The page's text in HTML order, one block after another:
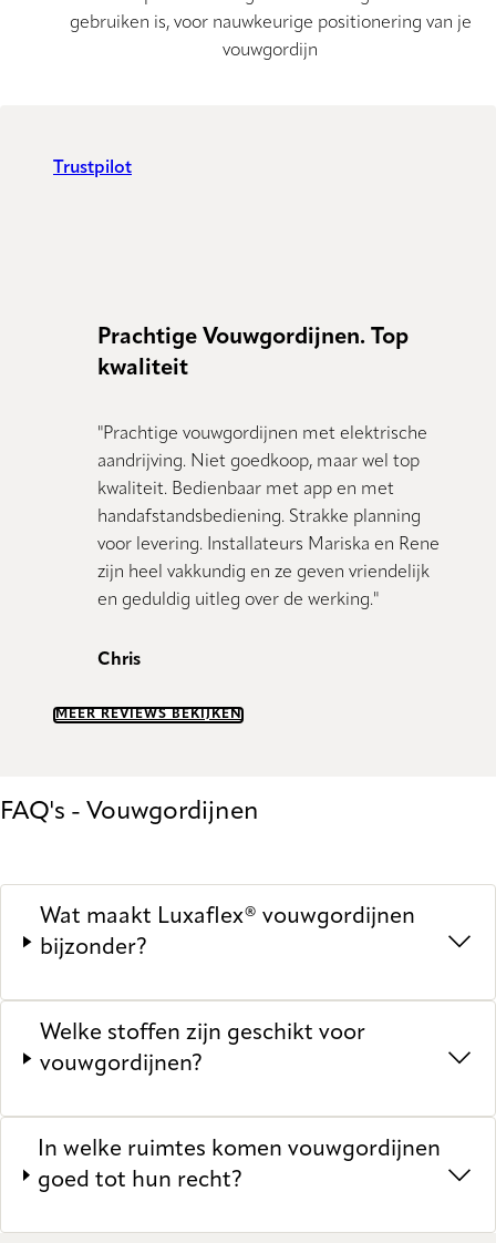
gebruiken is, voor nauwkeurige positionering van je
vouwgordijn
Trustpilot
Prachtige Vouwgordijnen. Top
kwaliteit
"Prachtige vouwgordijnen met elektrische
aandrijving. Niet goedkoop, maar wel top
kwaliteit. Bedienbaar met app en met
handafstandsbediening. Strakke planning
voor levering. Installateurs Mariska en Rene
zijn heel vakkundig en ze geven vriendelijk
en geduldig uitleg over de werking."
Chris
MEER REVIEWS BEKIJKEN
FAQ's - Vouwgordijnen
Wat maakt Luxaflex® vouwgordijnen
bijzonder?
Welke stoffen zijn geschikt voor
vouwgordijnen?
In welke ruimtes komen vouwgordijnen
goed tot hun recht?